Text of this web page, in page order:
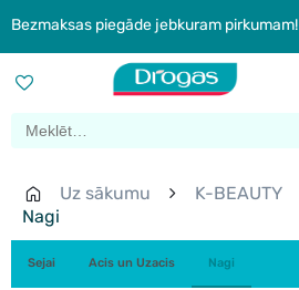
Bezmaksas piegāde jebkuram pirkumam!
Uz sākumu K-BEAUTY
Nagi
Sejai Acis un Uzacis Nagi